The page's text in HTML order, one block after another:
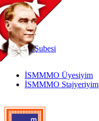
TR
|
EN
İnternetŞubesi
İSMMMO Üyesiyim
İSMMMO Stajyeriyim